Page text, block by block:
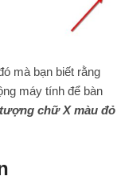
mà bạn biết rằng
máy tính để bàn
chữ X màu đỏ